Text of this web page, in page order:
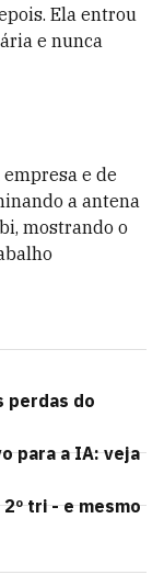
Ela entrou
e nunca
e de
a antena
mostrando o
perdas do
para a IA: veja
tri - e mesmo